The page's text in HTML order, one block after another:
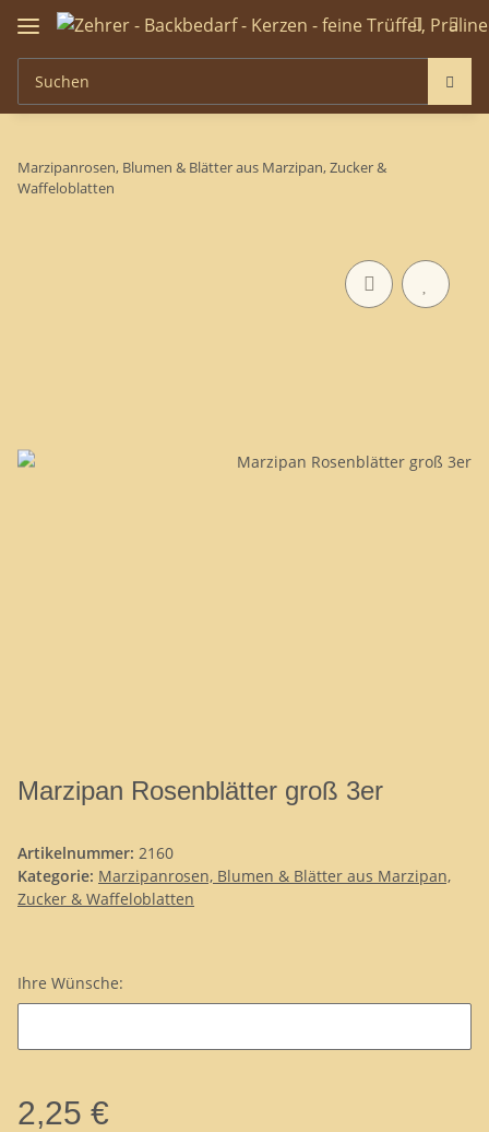
Marzipanrosen, Blumen & Blätter aus Marzipan, Zucker &
Waffeloblatten
Marzipan Rosenblätter groß 3er
Artikelnummer: 2160
Kategorie: Marzipanrosen, Blumen & Blätter aus Marzipan,
Zucker & Waffeloblatten
Ihre Wünsche:
2,25 €